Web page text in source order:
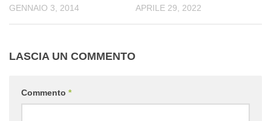
GENNAIO 3, 2014 APRILE 29, 2022
LASCIA UN COMMENTO
Commento *